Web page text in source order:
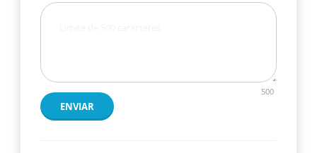
500
ENVIAR